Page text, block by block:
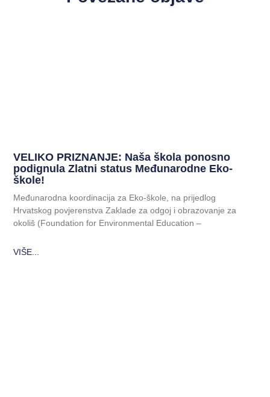
VELIKO PRIZNANJE: Naša škola ponosno
podignula Zlatni status Međunarodne Eko-
škole!
Međunarodna koordinacija za Eko-škole, na prijedlog
Hrvatskog povjerenstva Zaklade za odgoj i obrazovanje za
okoliš (Foundation for Environmental Education –
VIŠE...